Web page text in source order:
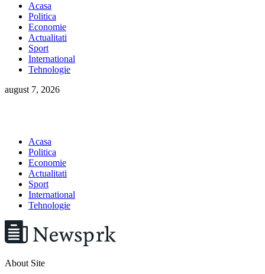
Acasa
Politica
Economie
Actualitati
Sport
International
Tehnologie
august 7, 2026
Acasa
Politica
Economie
Actualitati
Sport
International
Tehnologie
About Site